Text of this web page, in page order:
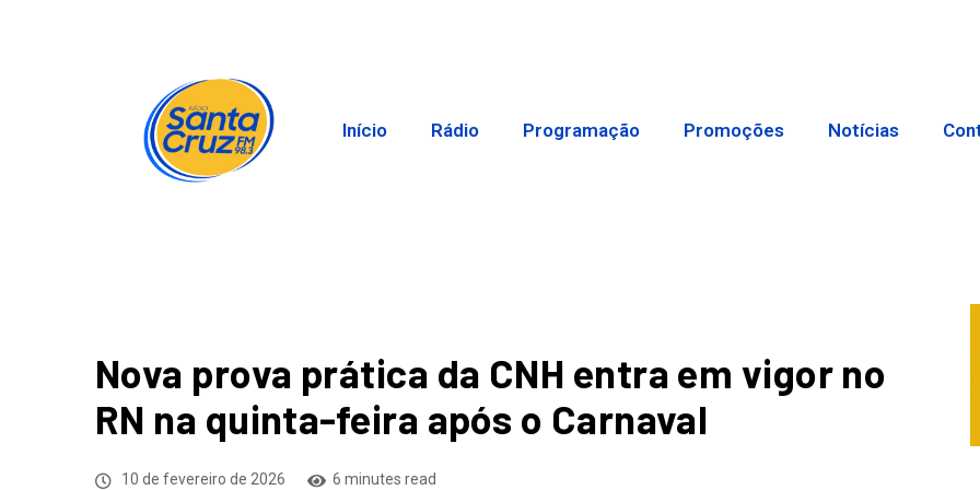
Início Rádio Programação Promoções Notícias
Nova prova prática da CNH entra em vigor no
RN na quinta-feira após o Carnaval
10 de fevereiro de 2026 6 minutes read